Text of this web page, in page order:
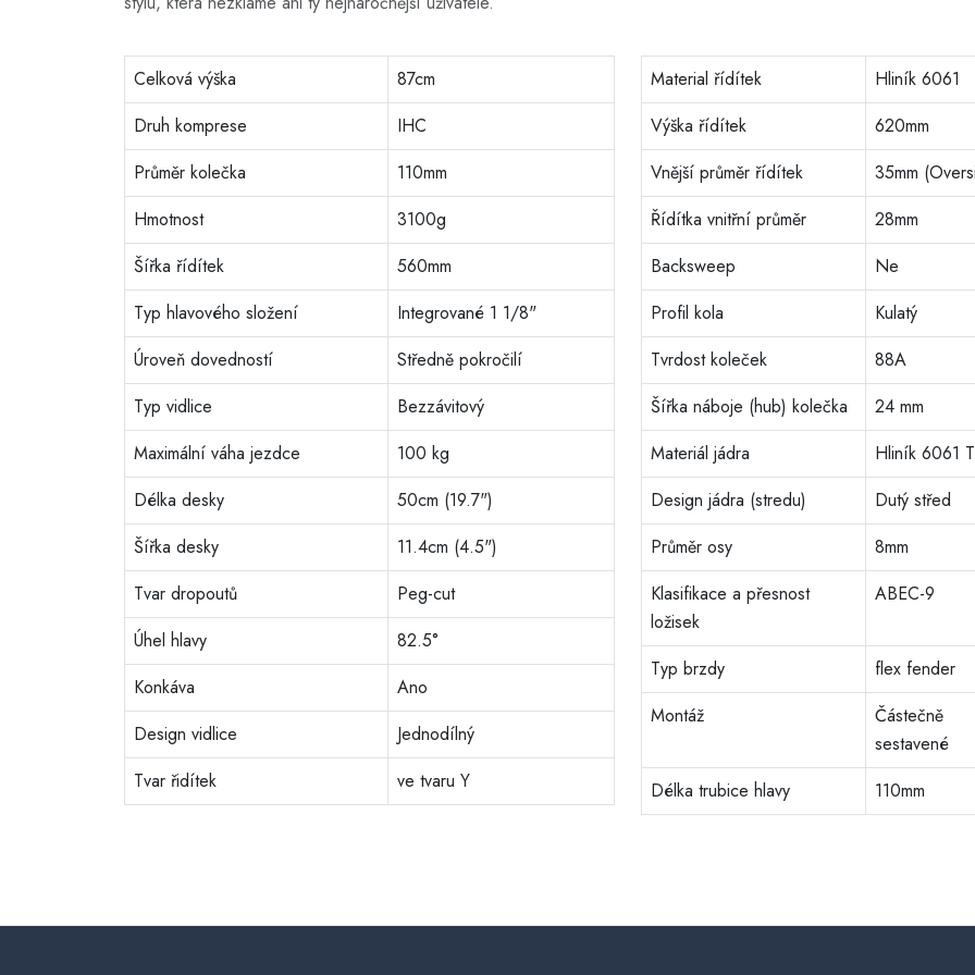
Celková výška
87cm
Druh komprese
IHC
Průměr kolečka
110mm
Hmotnost
3100g
Šířka řídítek
560mm
Typ hlavového složení
Integrované 1 1/8"
Úroveň dovedností
Středně pokročilí
Typ vidlice
Bezzávitový
Maximální váha jezdce
100 kg
Délka desky
50cm (19.7")
Šířka desky
11.4cm (4.5")
Tvar dropoutů
Peg-cut
Úhel hlavy
82.5°
Konkáva
Ano
Design vidlice
Jednodílný
Tvar řidítek
ve tvaru Y
Material řídítek
Hliník 6061
Výška řídítek
620mm
Vnější průměr řídítek
35mm
Řídítka vnitřní průměr
28mm
Backsweep
Ne
Profil kola
Kulatý
Tvrdost koleček
88A
Šířka náboje (hub) kolečka
24 mm
Materiál jádra
Hliník 6061
Design jádra (stredu)
Dutý střed
Průměr osy
8mm
Klasifikace a přesnost
ložisek
ABEC-9
Typ brzdy
flex fender
Montáž
Částečně
sestavené
Délka trubice hlavy
110mm